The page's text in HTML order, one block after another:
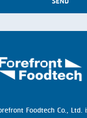
Foodtech Co.,